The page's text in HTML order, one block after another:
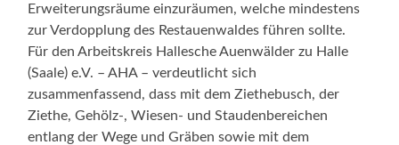
Erweiterungsräume einzuräumen, welche mindestens
zur Verdopplung des Restauenwaldes führen sollte.
Für den Arbeitskreis Hallesche Auenwälder zu Halle
(Saale) e.V. – AHA – verdeutlicht sich
zusammenfassend, dass mit dem Ziethebusch, der
Ziethe, Gehölz-, Wiesen- und Staudenbereichen
entlang der Wege und Gräben sowie mit dem